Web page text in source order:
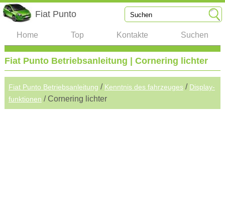
Fiat Punto
Home Top Kontakte Suchen
Fiat Punto Betriebsanleitung | Cornering lichter
Fiat Punto Betriebsanleitung / Kenntnis des fahrzeuges/ Display-
funktionen / Cornering lichter